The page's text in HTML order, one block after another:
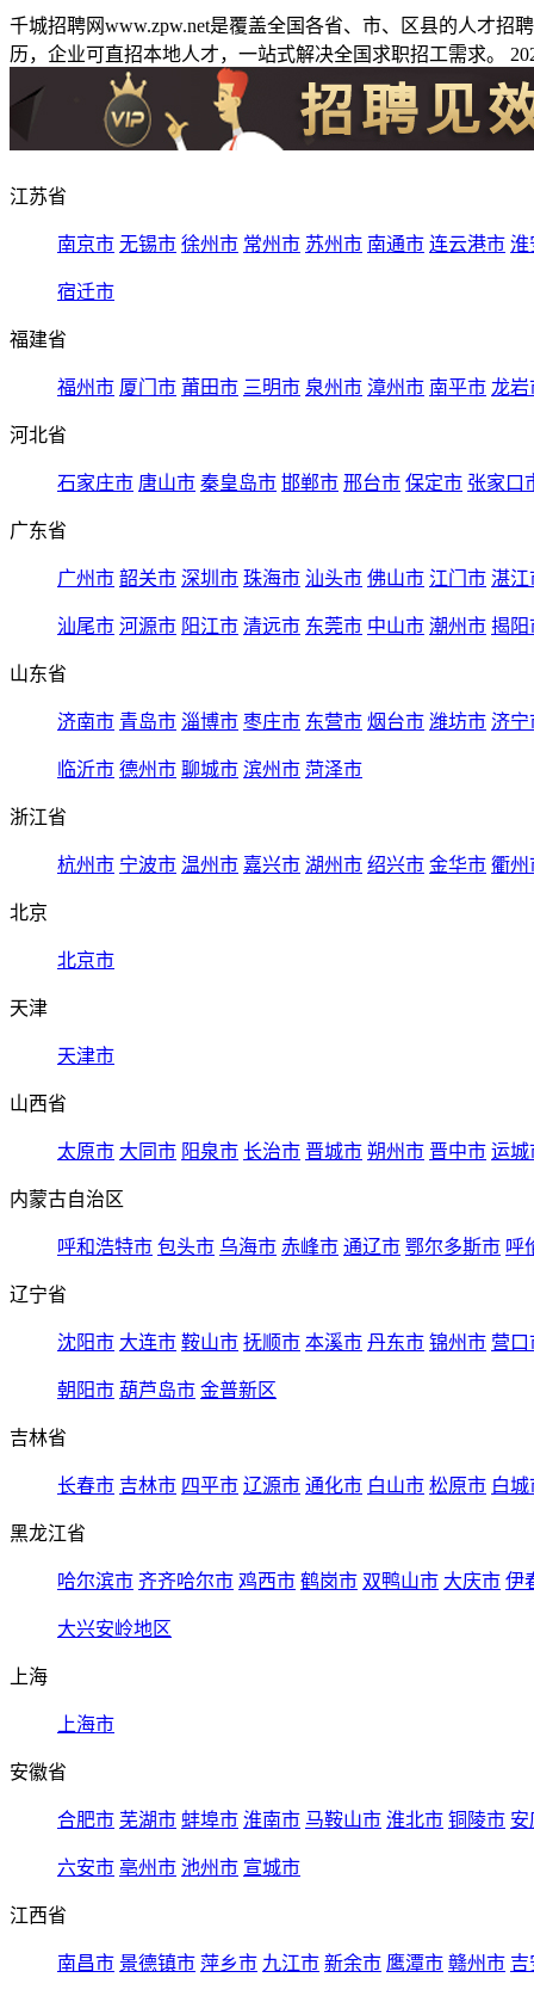
千城招聘网www.zpw.net是覆盖全国各省、市、区县的人才
历，企业可直招本地人才，一站式解决全国求职招工需求。
江苏省
南京市 无锡市 徐州市 常州市 苏州市 南通市 连云港市 淮
宿迁市
福建省
福州市 厦门市 莆田市 三明市 泉州市 漳州市 南平市 龙岩
河北省
石家庄市 唐山市 秦皇岛市 邯郸市 邢台市 保定市 张家口
广东省
广州市 韶关市 深圳市 珠海市 汕头市 佛山市 江门市 湛江
汕尾市 河源市 阳江市 清远市 东莞市 中山市 潮州市 揭阳
山东省
济南市 青岛市 淄博市 枣庄市 东营市 烟台市 潍坊市 济宁
临沂市 德州市 聊城市 滨州市 菏泽市
浙江省
杭州市 宁波市 温州市 嘉兴市 湖州市 绍兴市 金华市 衢州
北京
北京市
天津
天津市
山西省
太原市 大同市 阳泉市 长治市 晋城市 朔州市 晋中市 运城
内蒙古自治区
呼和浩特市 包头市 乌海市 赤峰市 通辽市 鄂尔多斯市 呼
辽宁省
沈阳市 大连市 鞍山市 抚顺市 本溪市 丹东市 锦州市 营口
朝阳市 葫芦岛市 金普新区
吉林省
长春市 吉林市 四平市 辽源市 通化市 白山市 松原市 白城
黑龙江省
哈尔滨市 齐齐哈尔市 鸡西市 鹤岗市 双鸭山市 大庆市 伊
大兴安岭地区
上海
上海市
安徽省
合肥市 芜湖市 蚌埠市 淮南市 马鞍山市 淮北市 铜陵市 安
六安市 亳州市 池州市 宣城市
江西省
南昌市 景德镇市 萍乡市 九江市 新余市 鹰潭市 赣州市 吉